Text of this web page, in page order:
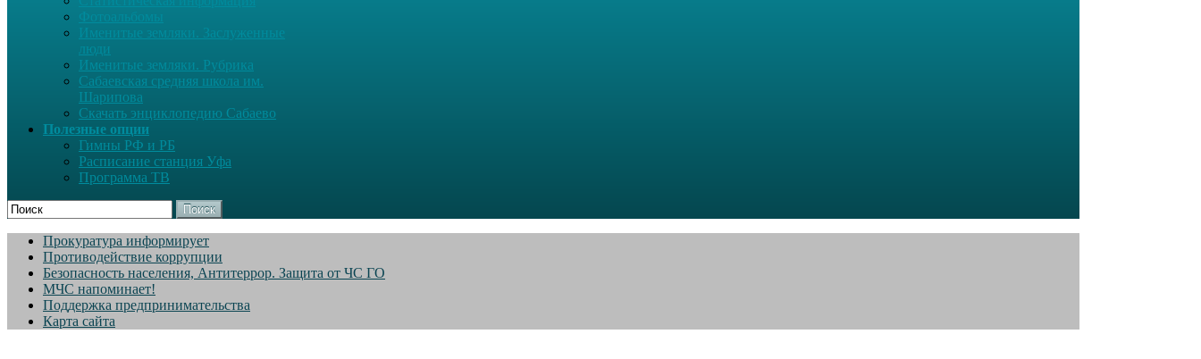
Фотоальбомы
Именитые земляки. Заслуженные
люди
Именитые земляки. Рубрика
Сабаевская средняя школа им.
Шарипова
Скачать энциклопедию Сабаево
Полезные опции
Гимны РФ и РБ
Расписание станция Уфа
Программа ТВ
Поиск
Прокуратура информирует
Противодействие коррупции
Безопасность населения, Антитеррор. Защита от ЧС ГО
МЧС напоминает!
Поддержка предпринимательства
Карта сайта